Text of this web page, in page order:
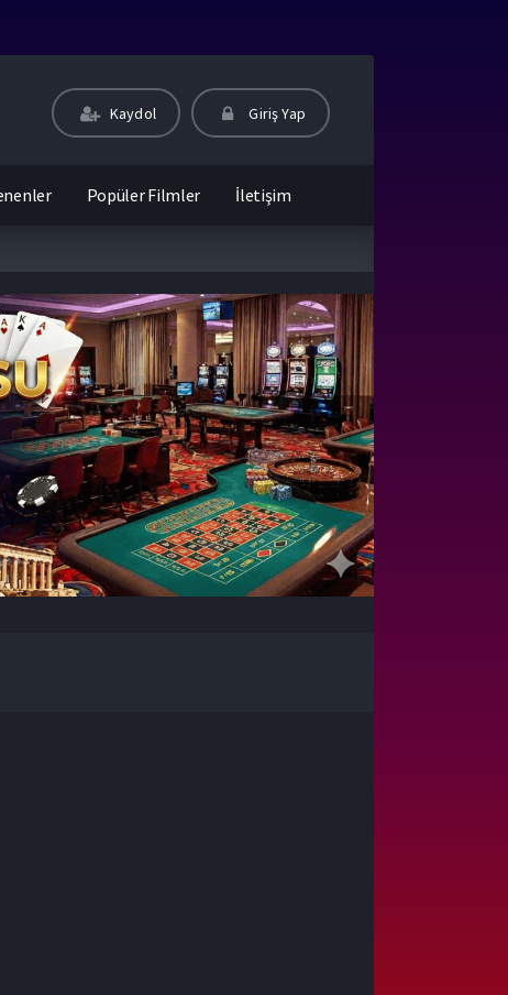
Kaydol Giriş Yap
Popüler Filmler İletişim